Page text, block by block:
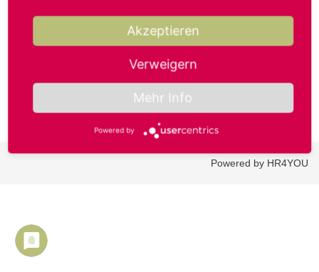
Passwort*
Powered by HR4YOU
Akzeptieren
Verweigern
Mehr Info
Powered by